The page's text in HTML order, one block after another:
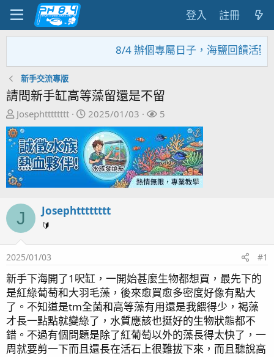
登入 註冊
8/4 辦個專屬日子，海鹽回饋活動
新手交流專版
請問新手缸高等藻留還是不留
主
題
發
起
人
Josephtttttttt
開
始
日
期
2025/01/03
關
注
者
5
J Josephtttttttt
🔰
2025/01/03 #1
新手下海開了1呎缸，一開始甚麼生物都想買，最先下的
是紅綠葡萄和大羽毛藻，後來愈買愈多密度好像有點大
了。不知道是tm全菌和高等藻有用還是我餵得少，褐藻
才長一點點就變綠了，水質應該也挺好的生物狀態都不
錯。不過有個問題是除了紅葡萄以外的藻長得太快了，一
周就要剪一下而且還長在活石上很難拔下來，而且聽說高